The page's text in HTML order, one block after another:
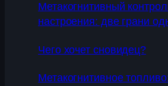
Метакогнитивный
настроения: две грани
Чего хочет сновидец?
Метакогнитивное